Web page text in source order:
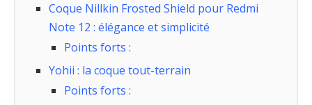
Coque Nillkin Frosted Shield pour Redmi
Note 12 : élégance et simplicité
Points forts :
Yohii : la coque tout-terrain
Points forts :